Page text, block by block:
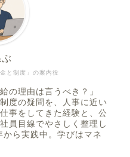
と制度」の案内役
の理由は言うべき？」
度の疑問を、人事に近い
事をしてきた経験と、公
員目線でやさしく整理し
ら実践中。学びはマネ